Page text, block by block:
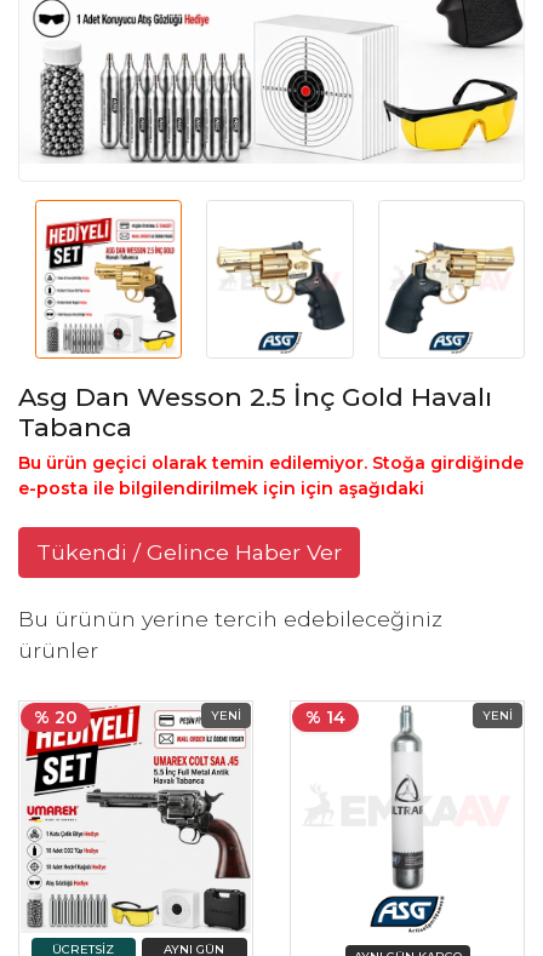
Asg Dan Wesson 2.5 İnç Gold Havalı
Tabanca
Bu ürün geçici olarak temin edilemiyor. Stoğa girdiğinde
e-posta ile bilgilendirilmek için için aşağıdaki
Tükendi / Gelince Haber Ver
Bu ürünün yerine tercih edebileceğiniz
ürünler
% 20 % 14